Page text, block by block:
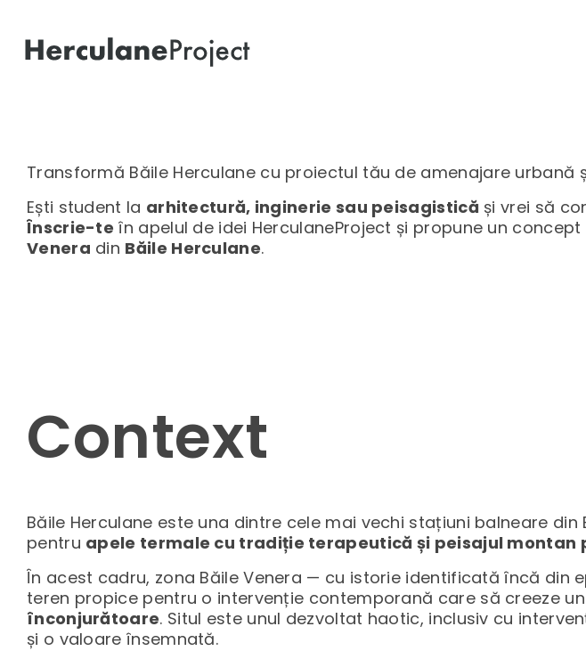
Transformă Băile Herculane cu proiectul tău de amenajare urbană
Ești student la arhitectură, inginerie sau peisagistică și vrei să
Înscrie-te în apelul de idei HerculaneProject și propune un concept
Venera din Băile Herculane.
Context
Băile Herculane este una dintre cele mai vechi stațiuni balneare
pentru apele termale cu tradiție terapeutică și peisajul montan
În acest cadru, zona Băile Venera — cu istorie identificată încă
teren propice pentru o intervenție contemporană care să creeze
înconjurătoare. Situl este unul dezvoltat haotic, inclusiv cu
și o valoare însemnată.